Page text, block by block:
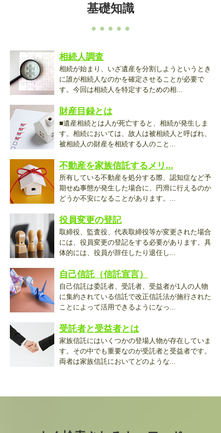
基礎知識
相続人調査
相続が始まり、いざ遺産を分割しようというとき
に誰が相続人なのかを確定させることが必要で
す。今回は相続人を特定するための相...
財産目録とは
■遺産相続とは人が死亡すると、相続が発生しま
す。相続においては、故人は被相続人と呼ばれ、
被相続人の財産を相続する人のこと...
不動産を家族信託するメリ...
所有している不動産を処分する際、認知症など予
期せぬ事態が発生した場合に、円滑に行えるのか
どうか不安になることがあります。...
役員変更の登記
取締役、監査役、代表取締役等が変更された場合
には、役員変更の登記をする必要があります。具
体的には、役員が辞任したり退任し...
自己信託（信託宣言）
自己信託は委託者、受託者、受益者が1人の人物
に集約されている信託で改正信託法が施行された
ことによって活用できるようになっ...
受託者と受益者とは
家族信託にはいくつかの登場人物が存在していま
す。その中でも重要なのが受託者と受益者です。
両者は家族信託においてどのような...